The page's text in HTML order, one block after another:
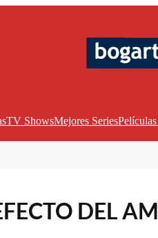
TV ShowsMejores Series
DEL